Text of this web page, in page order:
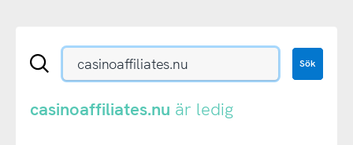
Sök
eller
Sök
casinoaffiliates.nu är ledig